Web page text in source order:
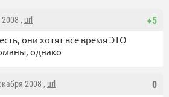
+5
, url
они хотят все время ЭТО
однако
0
2008 , url